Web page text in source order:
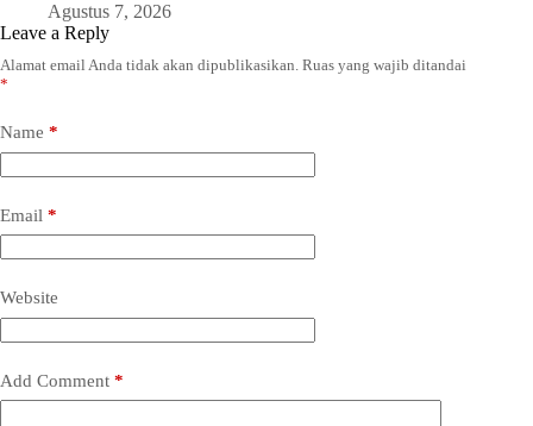
Agustus 7, 2026
Leave a Reply
Alamat email Anda tidak akan dipublikasikan. Ruas yang wajib ditandai
*
Name *
Email *
Website
Add Comment *